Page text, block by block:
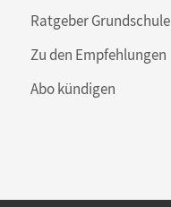
Ratgeber Grundschule
Zu den Empfehlungen
Abo kündigen